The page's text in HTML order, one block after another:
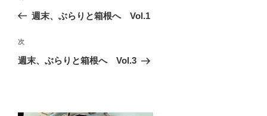
ナ
ビ
ゲ
の
稿
週末、ぶらりと箱根へ Vol.1
次
の
次
週末、ぶらりと箱根へ Vol.3